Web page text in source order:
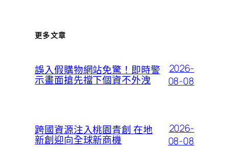
更多文章
誤入假購物網站免驚！即時警
示畫面搶先擋下個資不外洩
2026-
08-08
跨國資源注入桃園青創 在地
新創迎向全球新商機
2026-
08-08